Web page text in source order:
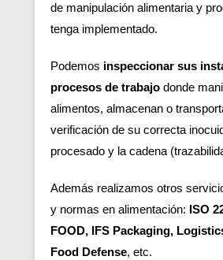
de manipulación alimentaria y
tenga implementado.
Podemos inspeccionar sus
procesos de trabajo donde
alimentos, almacenan o
verificación de su correcta
procesado y la cadena
Además realizamos otros
y normas en alimentación: ISO
FOOD, IFS Packaging,
Food Defense, etc.